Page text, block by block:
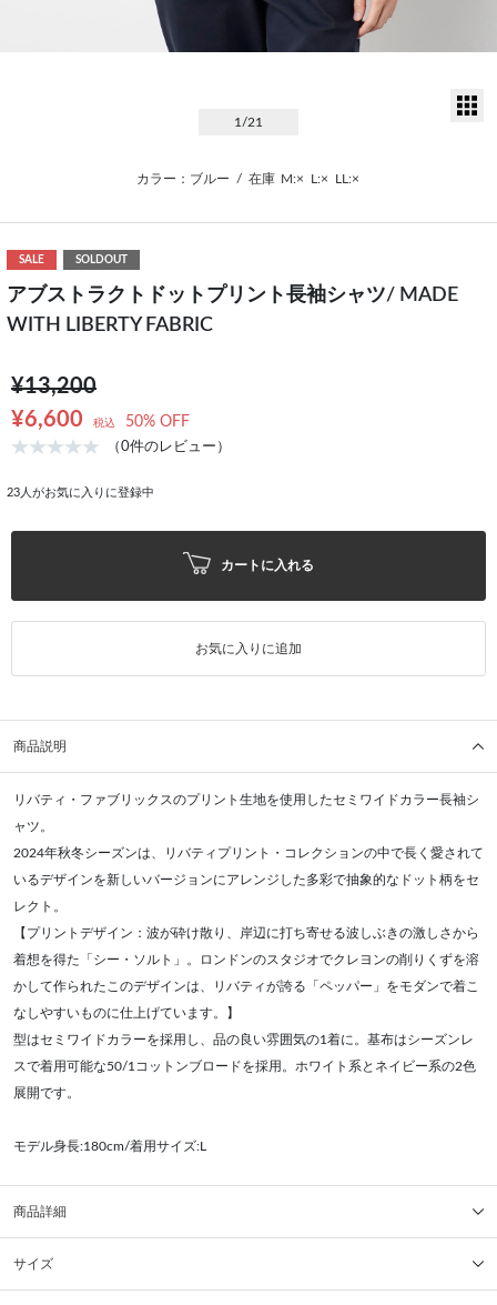
1 /21
カラー：ブルー / 在庫 M:× L:× LL:×
SALE SOLDOUT
アブストラクトドットプリント長袖シャツ/ MADE
WITH LIBERTY FABRIC
¥13,200
¥6,600
税込 50% OFF
（0件のレビュー）
23 人がお気に入りに登録中
カートに入れる
お気に入りに追加
商品説明
リバティ・ファブリックスのプリント生地を使用したセミワイドカラー長袖シ
ャツ。
2024年秋冬シーズンは、リバティプリント・コレクションの中で長く愛されて
いるデザインを新しいバージョンにアレンジした多彩で抽象的なドット柄をセ
レクト。
【プリントデザイン：波が砕け散り、岸辺に打ち寄せる波しぶきの激しさから
着想を得た「シー・ソルト」。ロンドンのスタジオでクレヨンの削りくずを溶
かして作られたこのデザインは、リバティが誇る「ペッパー」をモダンで着こ
なしやすいものに仕上げています。】
型はセミワイドカラーを採用し、品の良い雰囲気の1着に。基布はシーズンレ
スで着用可能な50/1コットンブロードを採用。ホワイト系とネイビー系の2色
展開です。
モデル身長:180cm/着用サイズ:L
商品詳細
サイズ